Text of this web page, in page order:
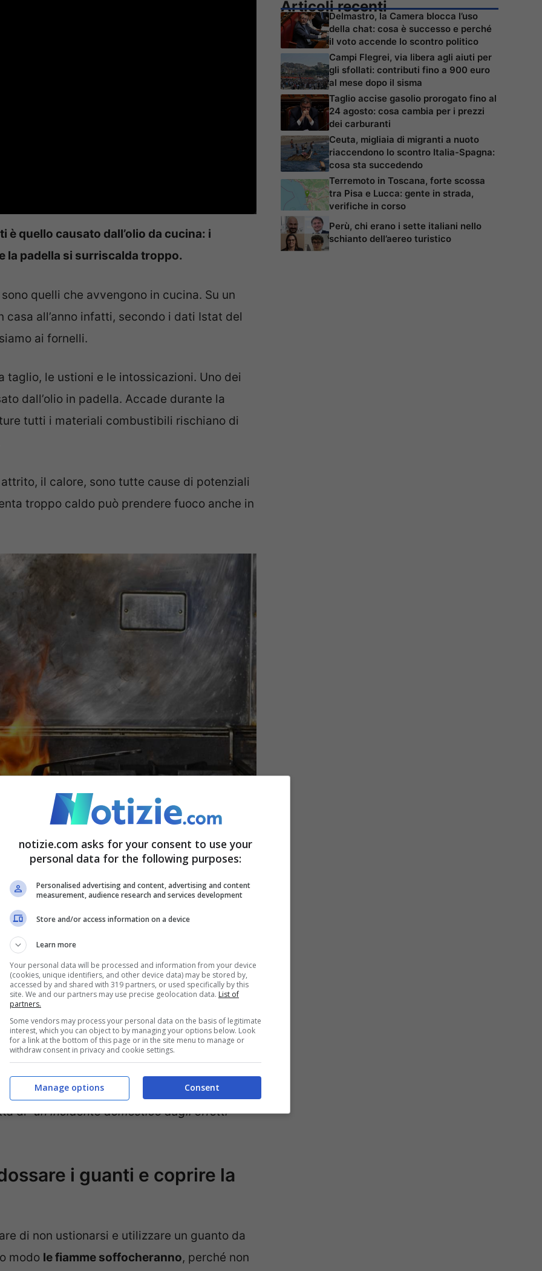
quello causato dall’olio da cucina: i
la padella si surriscalda troppo.
quelli che avvengono in cucina. Su un
all’anno infatti, secondo i dati Istat del
ai fornelli.
taglio, le ustioni e le intossicazioni. Uno dei
dall’olio in padella. Accade durante la
tutti i materiali combustibili rischiano di
il calore, sono tutte cause di potenziali
troppo caldo può prendere fuoco anche in
notizie.com
videotutorial che hanno diffuso con iconsigli
, glioli vegetali si incendiano da soli a
a seconda del tipo (che siano di mais, di
creati ad hoc
un incendio in cucina? In questo
di “un incidente domestico dagli effetti
i guanti e coprire la
di non ustionarsi e utilizzare un guanto da
modo le fiamme soffocheranno, perché non
Articoli recenti
Delmastro, la Camera blocca l’uso
della chat: cosa è successo e perché
il voto accende lo scontro politico
Campi Flegrei, via libera agli aiuti per
gli sfollati: contributi fino a 900 euro
al mese dopo il sisma
Taglio accise gasolio prorogato fino al
24 agosto: cosa cambia per i prezzi
dei carburanti
Ceuta, migliaia di migranti a nuoto
riaccendono lo scontro Italia-Spagna:
cosa sta succedendo
Terremoto in Toscana, forte scossa
tra Pisa e Lucca: gente in strada,
verifiche in corso
Perù, chi erano i sette italiani nello
schianto dell’aereo turistico
notizie.com asks for your consent to use your
personal data for the following purposes:
Personalised advertising and content, advertising and content
measurement, audience research and services development
Store and/or access information on a device
Learn more
Your personal data will be processed and information from your device
(cookies, unique identifiers, and other device data) may be stored by,
accessed by and shared with 319 partners, or used specifically by this
site. We and our partners may use precise geolocation data. List of
partners.
Some vendors may process your personal data on the basis of legitimate
interest, which you can object to by managing your options below. Look
for a link at the bottom of this page or in the site menu to manage or
withdraw consent in privacy and cookie settings.
Consent
Manage options